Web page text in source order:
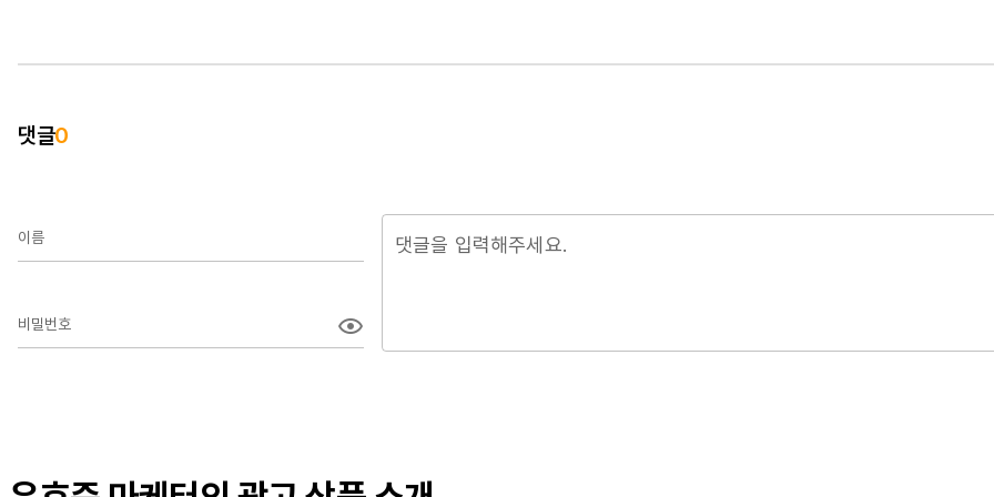
댓글0
이름
비밀번호